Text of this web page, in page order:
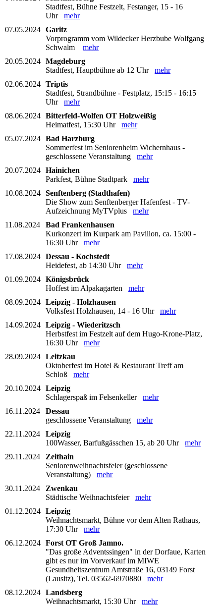
Stadtfest, Bühne Festzelt, Festanger, 15 - 16
Uhr mehr
07.05.2024 Garitz
Vorprogramm vom Wildecker Herzbube Wolfgang
Schwalm mehr
20.05.2024 Magdeburg
Stadtfest, Hauptbühne ab 12 Uhr mehr
02.06.2024 Triptis
Stadtfest, Strandbühne - Festplatz, 15:15 - 16:15
Uhr mehr
08.06.2024 Bitterfeld-Wolfen OT Holzweißig
Heimatfest, 15:30 Uhr mehr
05.07.2024 Bad Harzburg
Sommerfest im Seniorenheim Wichernhaus -
geschlossene Veranstaltung mehr
20.07.2024 Hainichen
Parkfest, Bühne Stadtpark mehr
10.08.2024 Senftenberg (Stadthafen)
Die Show zum Senftenberger Hafenfest - TV-
Aufzeichnung MyTVplus mehr
11.08.2024
Bad Frankenhausen
Kurkonzert im Kurpark am Pavillon, ca. 15:00 -
16:30 Uhr mehr
17.08.2024 Dessau - Kochstedt
Heidefest, ab 14:30 Uhr mehr
01.09.2024 Königsbrück
Hoffest im Alpakagarten mehr
08.09.2024 Leipzig - Holzhausen
Volksfest Holzhausen, 14 - 16 Uhr mehr
14.09.2024 Leipzig - Wiederitzsch
Herbstfest im Festzelt auf dem Hugo-Krone-Platz,
16:30 Uhr mehr
28.09.2024 Leitzkau
Oktoberfest im Hotel & Restaurant Treff am
Schloß mehr
20.10.2024 Leipzig
Schlagerspaß im Felsenkeller mehr
16.11.2024
Dessau
geschlossene Veranstaltung mehr
22.11.2024
Leipzig
100Wasser, Barfußgässchen 15, ab 20 Uhr mehr
29.11.2024
Zeithain
Seniorenweihnachtsfeier (geschlossene
Veranstaltung) mehr
30.11.2024
Zwenkau
Städtische Weihnachtsfeier mehr
01.12.2024 Leipzig
Weihnachtsmarkt, Bühne vor dem Alten Rathaus,
17:30 Uhr mehr
06.12.2024 Forst OT Groß Jamno.
"Das große Adventssingen" in der Dorfaue, Karten
gibt es nur im Vorverkauf im MIWE
Gesundheitszentrum Amtstraße 16, 03149 Forst
(Lausitz), Tel. 03562-6970880 mehr
08.12.2024 Landsberg
Weihnachtsmarkt, 15:30 Uhr mehr